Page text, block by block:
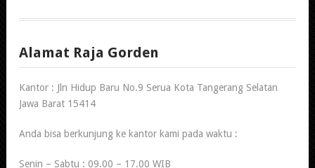
Alamat Raja Gorden
Kantor : Jln Hidup Baru No.9 Serua Kota Tangerang Selatan
Jawa Barat 15414
Anda bisa berkunjung ke kantor kami pada waktu :
Senin – Sabtu : 09.00 – 17.00 WIB